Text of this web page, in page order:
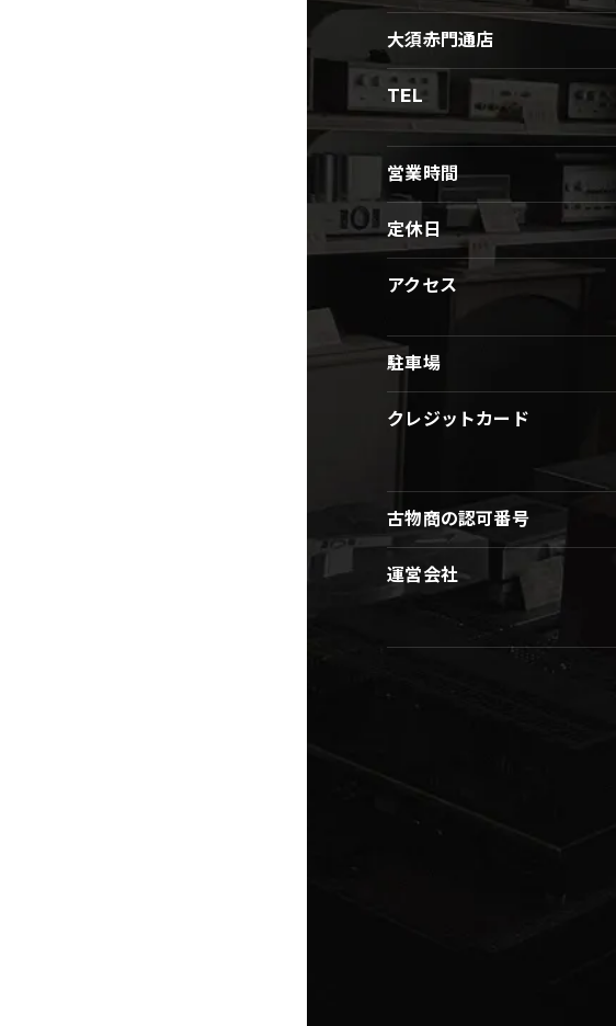
大須赤門通店
TEL
営業時間
定休日
アクセス
駐車場
クレジットカード
古物商の認可番号
運営会社